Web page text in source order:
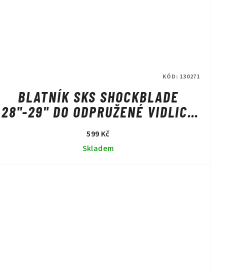
BLATNÍK SKS SHOCKBLADE
28"-29" DO ODPRUŽENÉ VIDLICE
ČERNO/ČERNÝ
599 Kč
Skladem
KÓD: 130271